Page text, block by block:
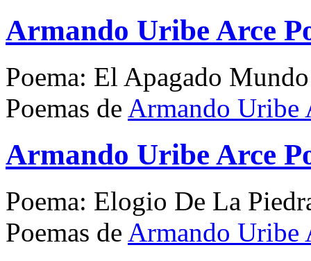
Armando Uribe Arce
Poema: El Apagado Mundo
Poemas de Armando Uribe
Armando Uribe Arce
Poema: Elogio De La
Poemas de Armando Uribe